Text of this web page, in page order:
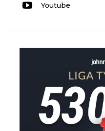
Youtube